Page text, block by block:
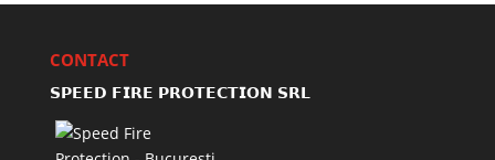
CONTACT
𝗦𝗣𝗘𝗘𝗗 𝗙𝗜𝗥𝗘 𝗣𝗥𝗢𝗧𝗘𝗖𝗧𝗜𝗢𝗡 𝗦𝗥𝗟